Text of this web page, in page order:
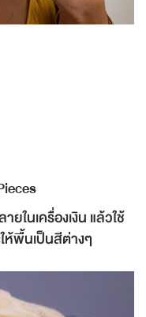
ในเครื่องเงิน แล้วใช้
ห้พื้นเป็นสีต่างๆ